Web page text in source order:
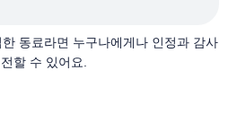
동료라면 누구나에게나 인정과 감사
할 수 있어요.